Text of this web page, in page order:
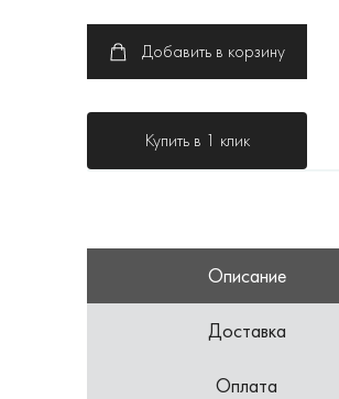
Добавить в корзину
Купить в 1 клик
Описание
Доставка
Оплата